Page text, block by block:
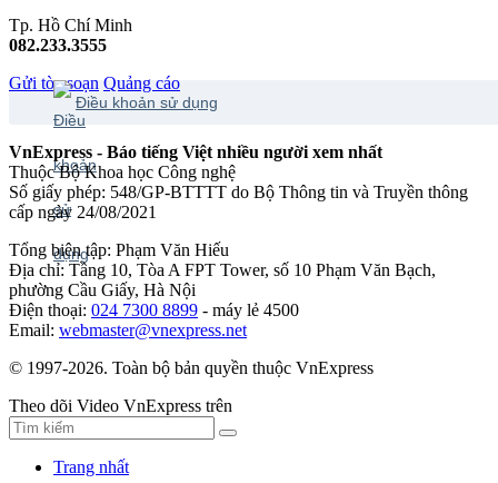
Tp. Hồ Chí Minh
082.233.3555
Gửi tòa soạn Quảng cáo
Điều khoản sử dụng
VnExpress - Báo tiếng Việt nhiều người xem nhất
Thuộc Bộ Khoa học Công nghệ
Số giấy phép: 548/GP-BTTTT do Bộ Thông tin và Truyền thông
cấp ngày 24/08/2021
Tổng biên tập: Phạm Văn Hiếu
Địa chỉ: Tầng 10, Tòa A FPT Tower, số 10 Phạm Văn Bạch,
phường Cầu Giấy, Hà Nội
Điện thoại: 024 7300 8899 - máy lẻ 4500
Email: webmaster@vnexpress.net
© 1997-2026. Toàn bộ bản quyền thuộc VnExpress
Theo dõi Video VnExpress trên
Trang nhất